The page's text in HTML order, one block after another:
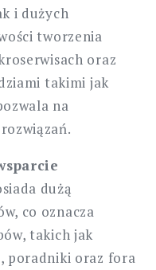
i dużych
tworzenia
oraz
takimi jak
na
dużą
co oznacza
takich jak
poradniki oraz fora